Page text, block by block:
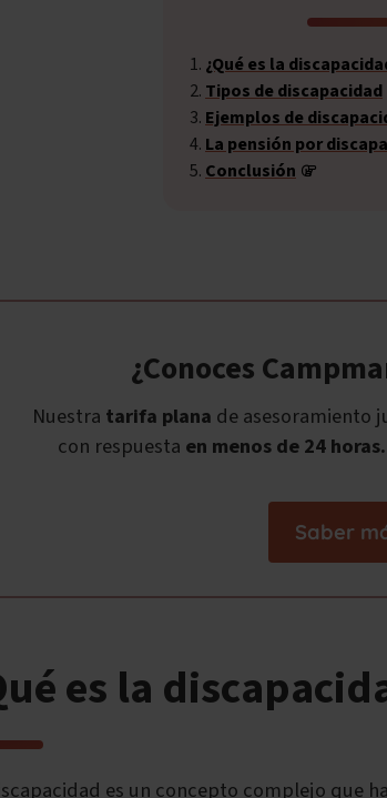
¿Qué es la
Tipos de discapacidad
Ejemplos de
La pensión por
Conclusión
¿Conoces
Nuestra tarifa plana de asesoramiento
con respuesta en menos de 24 horas.
Saber
es la
es un concepto complejo que